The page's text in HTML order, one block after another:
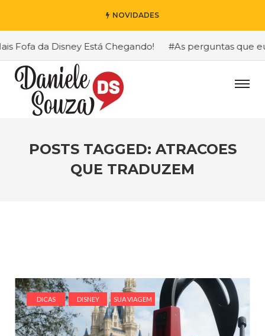
NOVIDADES
da Disney Está Chegando! #As perguntas que eu
POSTS TAGGED: ATRACOES
QUE TRADUZEM
DICAS DISNEY SUA VIAGEM